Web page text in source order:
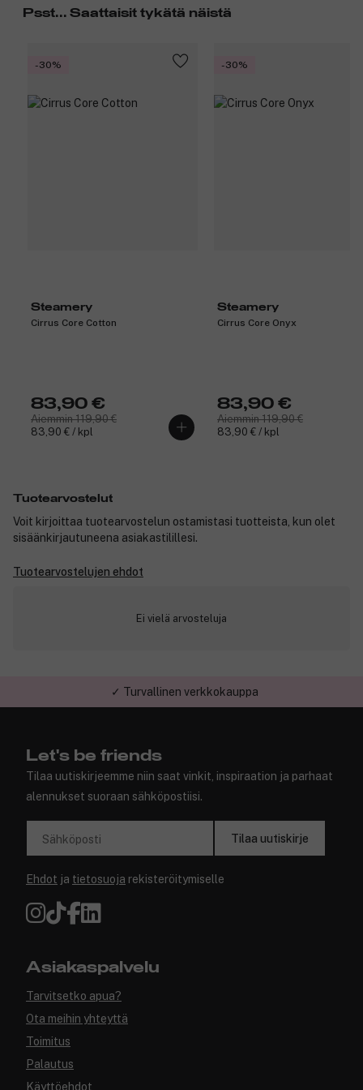
Tuotenumero:3359060
Psst... Saattaisit tykätä näistä
-30%
Steamery
Cirrus Core Cotton
83,90 €
Aiemmin 119,90 €
83,90 € / kpl
-30%
Steamery
Cirrus Core Onyx
83,90 €
Aiemmin 119,90 €
83,90 € / kpl
Tuotearvostelut
Voit kirjoittaa tuotearvostelun ostamistasi tuotteista, kun olet
sisäänkirjautuneena asiakastilillesi.
Tuotearvostelujen ehdot
Ei vielä arvosteluja
✓ Turvallinen verkkokauppa
Let's be friends
Tilaa uutiskirjeemme niin saat vinkit, inspiraation ja parhaat
alennukset suoraan sähköpostiisi.
Sähköposti Tilaa uutiskirje
Ehdot ja tietosuoja rekisteröitymiselle
Asiakaspalvelu
Tarvitsetko apua?
Ota meihin yhteyttä
Toimitus
Palautus
Käyttöehdot